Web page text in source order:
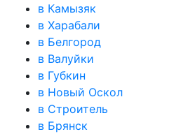
в Камызяк
в Харабали
в Белгород
в Валуйки
в Губкин
в Новый Оскол
в Строитель
в Брянск